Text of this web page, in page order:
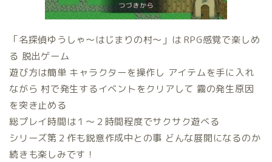
「名探偵ゆうしゃ～はじまりの村～」は RPG感覚で楽しめ
る 脱出ゲーム
遊び方は簡単 キャラクターを操作し アイテムを手に入れ
ながら 村で発生するイベントをクリアして 霧の発生原因
を突き止める
総プレイ時間は１〜２時間程度でサクサク遊べる
シリーズ第２作も鋭意作成中との事 どんな展開になるのか
続きも楽しみです！